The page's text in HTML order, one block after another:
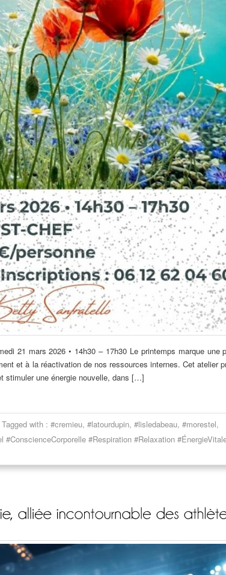
21 mars 2026 • 14h30 – 17h30 Le printemps marque une
et à la réactivation de nos ressources internes. Cet atelier
stimuler une énergie nouvelle, dans […]
Tagged with : #cremieu, #latourdupin, #lisledabeau, #morestel,
#ConscienceCorporelle #Respiration #Relaxation